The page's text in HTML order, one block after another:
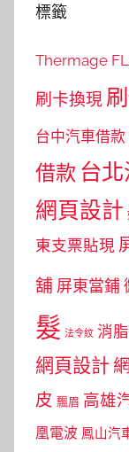
標籤
Thermage
刷卡換現
台中汽車借款
借款 台
網頁設計
東支票貼現
舖 屏東當鋪
髮 法令紋 消
網頁設計
皮 飄眉 高雄
凰電波 鳳山汽